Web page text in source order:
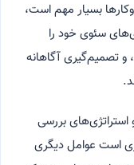
بسیار مهم است،
سئوی خود را
و تصمیم‌گیری آگاهانه
استراتژی‌های بررسی
است عوامل دیگری